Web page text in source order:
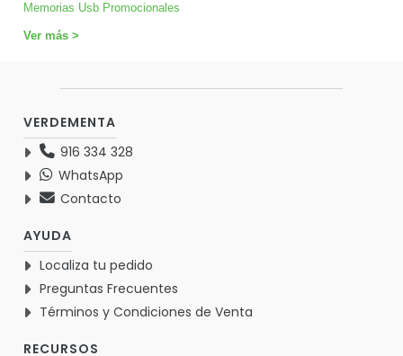
Memorias Usb Promocionales
Ver más >
VERDEMENTA
916 334 328
WhatsApp
Contacto
AYUDA
Localiza tu pedido
Preguntas Frecuentes
Términos y Condiciones de Venta
RECURSOS